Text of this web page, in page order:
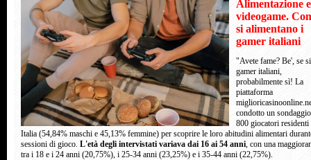
Alimentazione e
videogame.
si alimentano i
gamer italiani
"Avete fame? Be', se
gamer italiani,
probabilmente sì! La
piattaforma
condotto un
800 giocatori residenti
Italia (54,84% maschi e 45,13% femmine) per scoprire le loro abitudini alimentari
sessioni di gioco. L'età degli intervistati variava dai 16 ai 54 anni, con una
tra i 18 e i 24 anni (20,75%), i 25-34 anni (23,25%) e i 35-44 anni (22,75%).